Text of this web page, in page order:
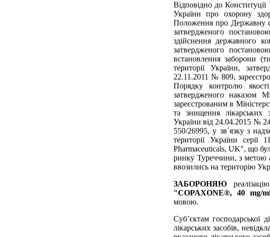
Відповідно до
України про охорону
Положення про Державну
затвердженого
здійснення державного
затвердженого
встановлення заборони
території України,
22.11.2011 № 809,
Порядку контролю
затвердженого наказом
зареєстрованим в
та знищення лікарських
України від 24.04.2015 №
550/26995, у зв´язку з
території України
Pharmaceuticals, UK", що
ринку Туреччини, з метою
ввозились на територію
ЗАБОРОНЯЮ
"COPAXONE®, 40 mg/
мовою.
Суб’єктам господарської
лікарських засобів,